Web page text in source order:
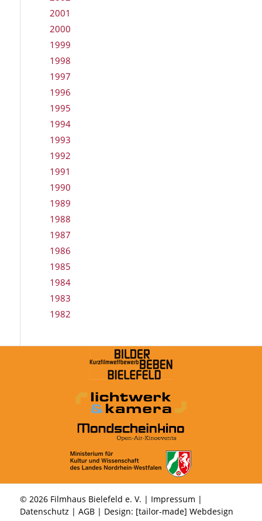
2001
2000
1999
1998
1997
1996
1995
1994
1993
1992
1991
1990
1989
1988
1987
1986
1985
1984
1983
1982
© 2026 Filmhaus Bielefeld e. V. | Impressum |
Datenschutz | AGB| Design: [tailor-made] Webdesign